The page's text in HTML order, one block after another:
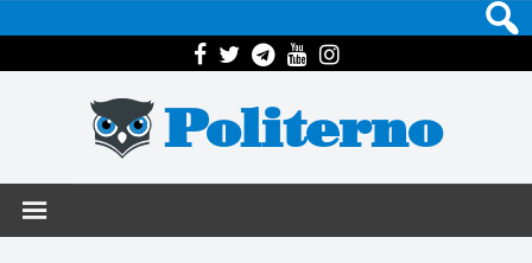
Politerno